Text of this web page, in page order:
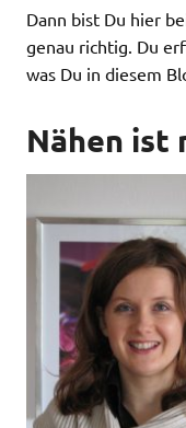
Dann bist Du hier bei
genau richtig. Du
was Du in diesem
Nähen ist